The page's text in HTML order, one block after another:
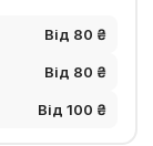
Від 80 ₴
Від 80 ₴
Від 100 ₴